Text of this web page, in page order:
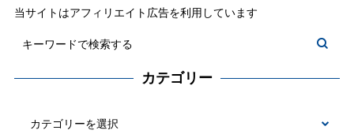
当サイトはアフィリエイト広告を利用しています
カテゴリー